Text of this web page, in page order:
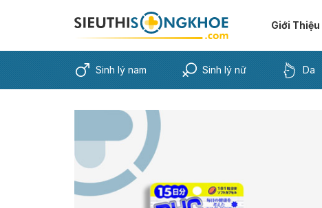
Giới Thiệu
Sinh lý nam Sinh lý nữ Da